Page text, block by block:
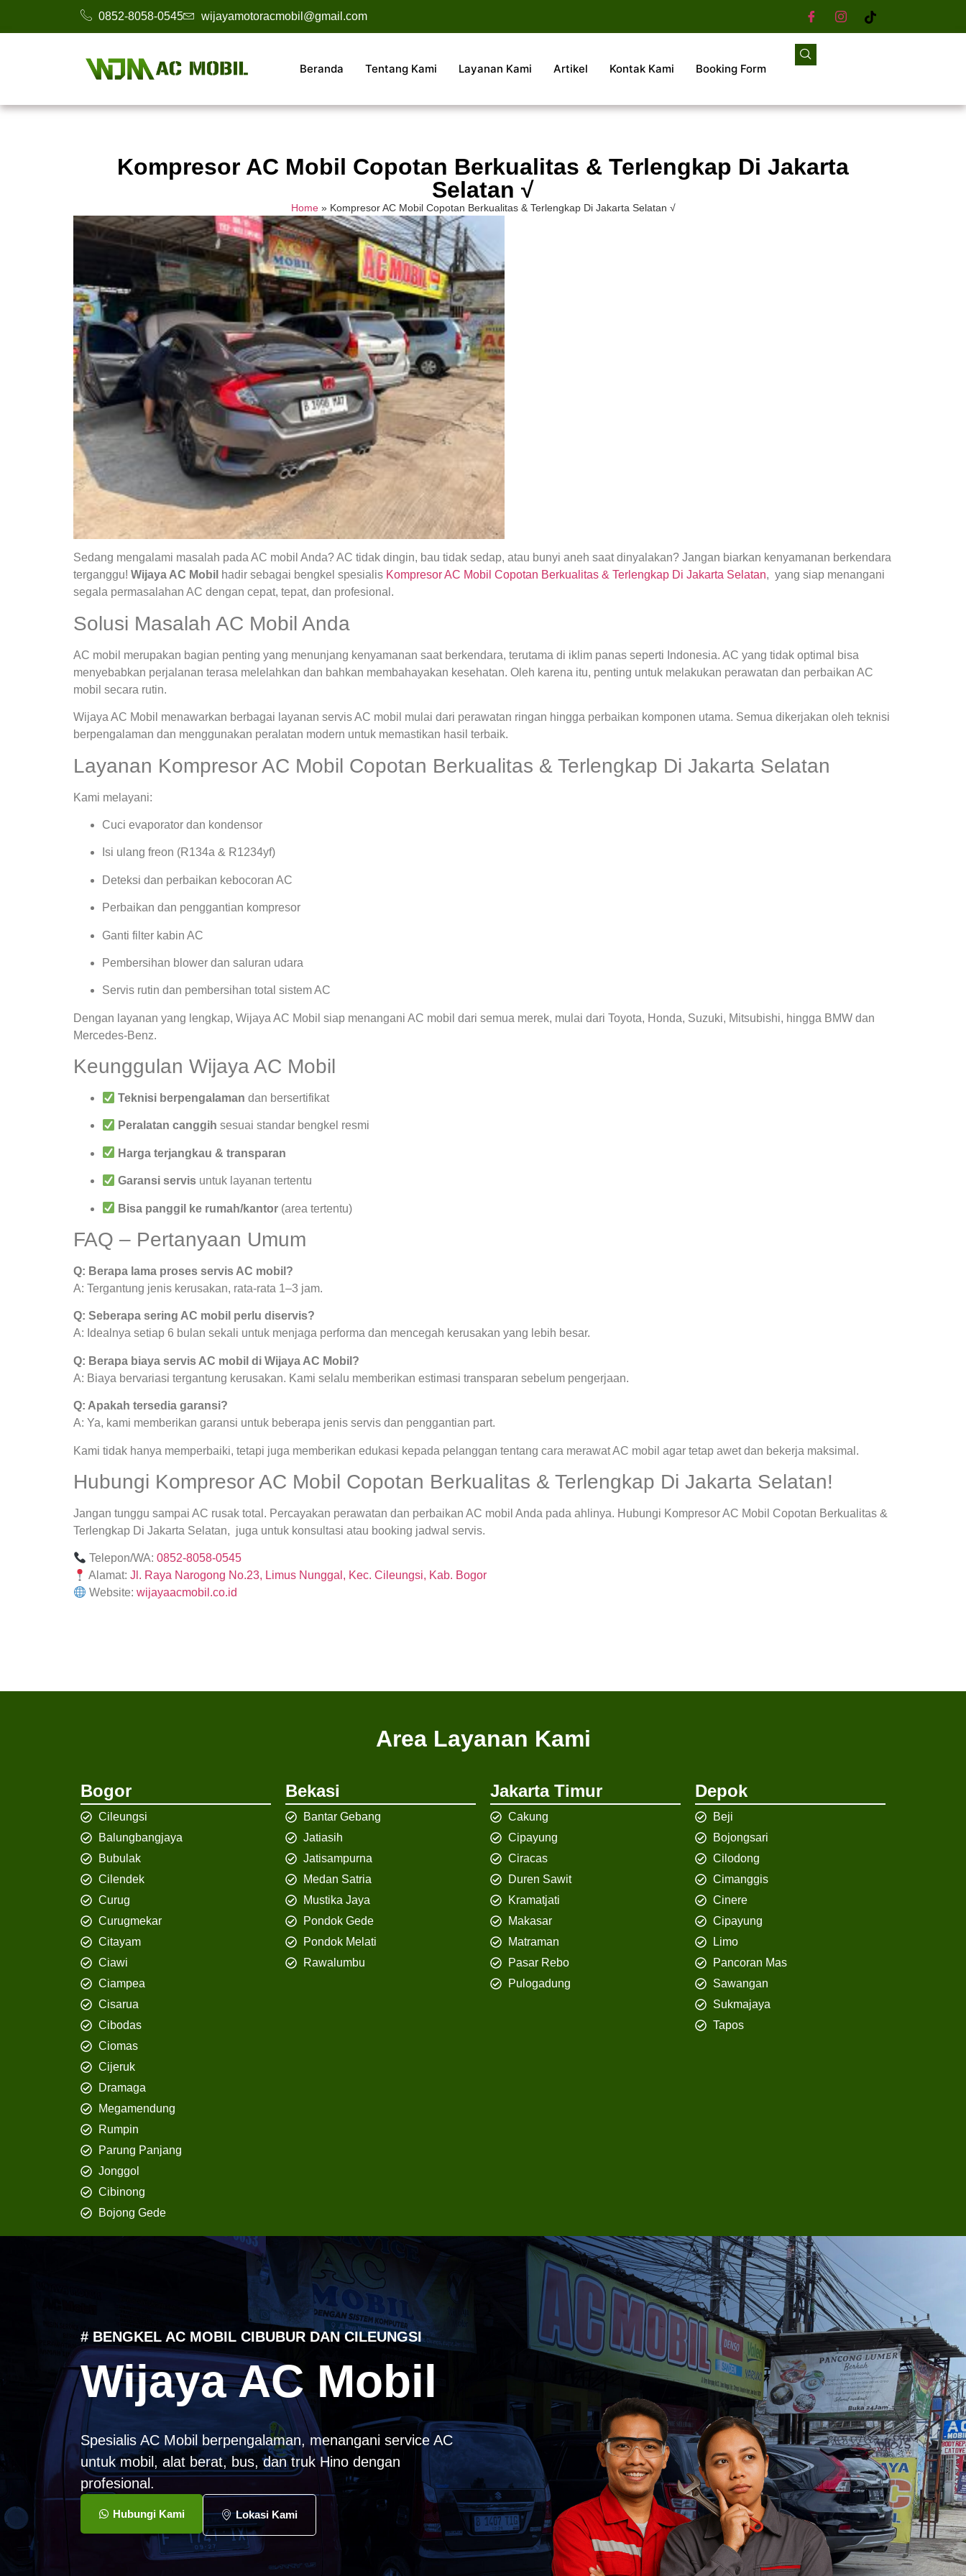
0852-8058-0545 wijayamotoracmobil@gmail.com
Beranda Tentang Kami Layanan Kami Artikel Kontak Kami Booking Form
Kompresor AC Mobil Copotan Berkualitas & Terlengkap Di Jakarta
Selatan √
Home» Kompresor AC Mobil Copotan Berkualitas & Terlengkap Di Jakarta Selatan √
Sedang mengalami masalah pada AC mobil Anda? AC tidak dingin, bau tidak sedap, atau bunyi aneh saat dinyalakan? Jangan biarkan kenyamanan berkendara
terganggu! Wijaya AC Mobil hadir sebagai bengkel spesialis Kompresor AC Mobil Copotan Berkualitas & Terlengkap Di Jakarta Selatan, yang siap menangani
segala permasalahan AC dengan cepat, tepat, dan profesional.
Solusi Masalah AC Mobil Anda
AC mobil merupakan bagian penting yang menunjang kenyamanan saat berkendara, terutama di iklim panas seperti Indonesia. AC yang tidak optimal bisa
menyebabkan perjalanan terasa melelahkan dan bahkan membahayakan kesehatan. Oleh karena itu, penting untuk melakukan perawatan dan perbaikan AC
mobil secara rutin.
Wijaya AC Mobil menawarkan berbagai layanan servis AC mobil mulai dari perawatan ringan hingga perbaikan komponen utama. Semua dikerjakan oleh teknisi
berpengalaman dan menggunakan peralatan modern untuk memastikan hasil terbaik.
Layanan Kompresor AC Mobil Copotan Berkualitas & Terlengkap Di Jakarta Selatan
Kami melayani:
Cuci evaporator dan kondensor
Isi ulang freon (R134a & R1234yf)
Deteksi dan perbaikan kebocoran AC
Perbaikan dan penggantian kompresor
Ganti filter kabin AC
Pembersihan blower dan saluran udara
Servis rutin dan pembersihan total sistem AC
Dengan layanan yang lengkap, Wijaya AC Mobil siap menangani AC mobil dari semua merek, mulai dari Toyota, Honda, Suzuki, Mitsubishi, hingga BMW dan
Mercedes-Benz.
Keunggulan Wijaya AC Mobil
Teknisi berpengalaman dan bersertifikat
Peralatan canggih sesuai standar bengkel resmi
Harga terjangkau & transparan
Garansi servis untuk layanan tertentu
Bisa panggil ke rumah/kantor (area tertentu)
FAQ – Pertanyaan Umum
Q: Berapa lama proses servis AC mobil?
A: Tergantung jenis kerusakan, rata-rata 1–3 jam.
Q: Seberapa sering AC mobil perlu diservis?
A: Idealnya setiap 6 bulan sekali untuk menjaga performa dan mencegah kerusakan yang lebih besar.
Q: Berapa biaya servis AC mobil di Wijaya AC Mobil?
A: Biaya bervariasi tergantung kerusakan. Kami selalu memberikan estimasi transparan sebelum pengerjaan.
Q: Apakah tersedia garansi?
A: Ya, kami memberikan garansi untuk beberapa jenis servis dan penggantian part.
Kami tidak hanya memperbaiki, tetapi juga memberikan edukasi kepada pelanggan tentang cara merawat AC mobil agar tetap awet dan bekerja maksimal.
Hubungi Kompresor AC Mobil Copotan Berkualitas & Terlengkap Di Jakarta Selatan!
Jangan tunggu sampai AC rusak total. Percayakan perawatan dan perbaikan AC mobil Anda pada ahlinya. Hubungi Kompresor AC Mobil Copotan Berkualitas &
Terlengkap Di Jakarta Selatan, juga untuk konsultasi atau booking jadwal servis.
Telepon/WA:0852-8058-0545
Alamat:Jl. Raya Narogong No.23, Limus Nunggal, Kec. Cileungsi, Kab. Bogor
Website:wijayaacmobil.co.id
Area Layanan Kami
Bogor
Cileungsi
Balungbangjaya
Bubulak
Cilendek
Curug
Curugmekar
Citayam
Ciawi
Ciampea
Cisarua
Cibodas
Ciomas
Cijeruk
Dramaga
Megamendung
Rumpin
Parung Panjang
Jonggol
Cibinong
Bojong Gede
Bekasi
Bantar Gebang
Jatiasih
Jatisampurna
Medan Satria
Mustika Jaya
Pondok Gede
Pondok Melati
Rawalumbu
Jakarta Timur
Cakung
Cipayung
Ciracas
Duren Sawit
Kramatjati
Makasar
Matraman
Pasar Rebo
Pulogadung
Depok
Beji
Bojongsari
Cilodong
Cimanggis
Cinere
Cipayung
Limo
Pancoran Mas
Sawangan
Sukmajaya
Tapos
# BENGKEL AC MOBIL CIBUBUR DAN CILEUNGSI
Wijaya AC Mobil
Spesialis AC Mobil berpengalaman, menangani service AC
untuk mobil, alat berat, bus, dan truk Hino dengan
profesional.
Hubungi Kami Lokasi Kami